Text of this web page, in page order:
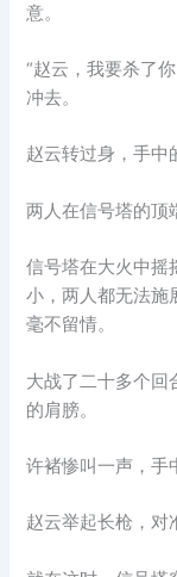
意。
“赵云，我要杀了
冲去。
赵云转过身，手中
两人在信号塔的顶
信号塔在大火中摇
小，两人都无法施
毫不留情。
大战了二十多个回
的肩膀。
许褚惨叫一声，手
赵云举起长枪，对